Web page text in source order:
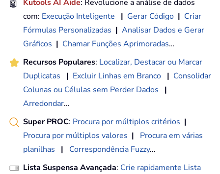
🤖 Kutools AI Aide: Revolucione a análise de dados
com: Execução Inteligente | Gerar Código | Criar
Fórmulas Personalizadas | Analisar Dados e Gerar
Gráficos | Chamar Funções Aprimoradas…
Recursos Populares: Localizar, Destacar ou Marcar
Duplicatas
| Excluir Linhas em Branco | Consolidar
Colunas ou Células sem Perder Dados
|
Arredondar...
Super PROC: Procura por múltiplos critérios |
Procura por múltiplos valores |
Procura em várias
planilhas
| Correspondência Fuzzy...
Lista Suspensa Avançada: Crie rapidamente Lista